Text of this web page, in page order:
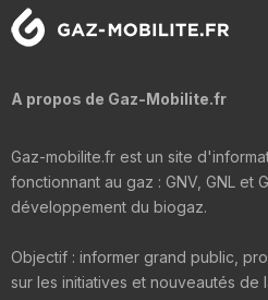
A propos de Gaz-Mobilite.fr
Gaz-mobilite.fr est un site
fonctionnant au gaz : GNV, GNL et
développement du biogaz.
Objectif : informer grand public,
sur les initiatives et nouveautés